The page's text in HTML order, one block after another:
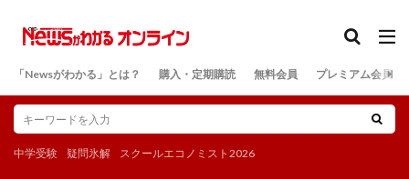
「Newsがわかる」とは？ 購入・定期購読 無料会員 プレミアム会員
中学受験 疑問氷解 スクールエコノミスト2026
検索